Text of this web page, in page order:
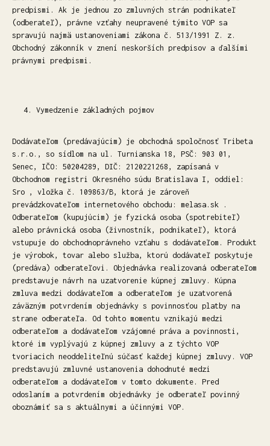
predpismi. Ak je jednou zo zmluvných strán podnikateľ
(odberateľ), právne vzťahy neupravené týmito VOP sa
spravujú najmä ustanoveniami zákona č. 513/1991 Z. z.
Obchodný zákonník v znení neskorších predpisov a ďalšími
právnymi predpismi.
Vymedzenie základných pojmov
Dodávateľom (predávajúcim) je obchodná spoločnosť Tribeta
s.r.o., so sídlom na ul. Turnianska 18, PSČ: 903 01,
Senec, IČO: 50204289, DIČ: 2120221268, zapísaná v
Obchodnom registri Okresného súdu Bratislava I, oddiel:
Sro , vložka č. 109863/B, ktorá je zároveň
prevádzkovateľom internetového obchodu: melasa.sk .
Odberateľom (kupujúcim) je fyzická osoba (spotrebiteľ)
alebo právnická osoba (živnostník, podnikateľ), ktorá
vstupuje do obchodnoprávneho vzťahu s dodávateľom. Produkt
je výrobok, tovar alebo služba, ktorú dodávateľ poskytuje
(predáva) odberateľovi. Objednávka realizovaná odberateľom
predstavuje návrh na uzatvorenie kúpnej zmluvy. Kúpna
zmluva medzi dodávateľom a odberateľom je uzatvorená
záväzným potvrdením objednávky s povinnosťou platby na
strane odberateľa. Od tohto momentu vznikajú medzi
odberateľom a dodávateľom vzájomné práva a povinnosti,
ktoré im vyplývajú z kúpnej zmluvy a z týchto VOP
tvoriacich neoddeliteľnú súčasť každej kúpnej zmluvy. VOP
predstavujú zmluvné ustanovenia dohodnuté medzi
odberateľom a dodávateľom v tomto dokumente. Pred
odoslaním a potvrdením objednávky je odberateľ povinný
oboznámiť sa s aktuálnymi a účinnými VOP.